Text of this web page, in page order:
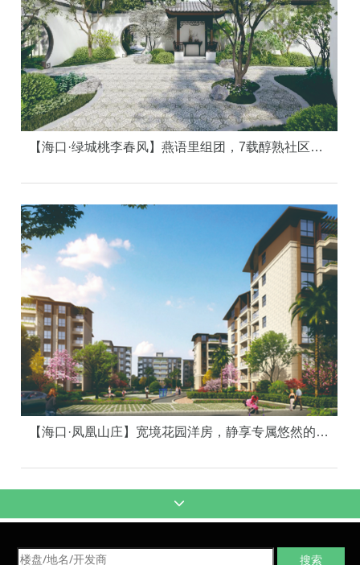
【海口·绿城桃李春风】燕语里组团，7载醇熟社区，现代美学洋房！
【海口·凤凰山庄】宽境花园洋房，静享专属悠然的庭院时光 ！